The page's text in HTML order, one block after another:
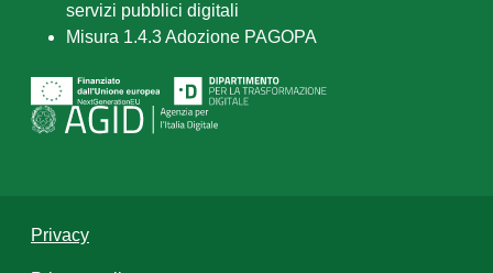
servizi pubblici digitali
Misura 1.4.3 Adozione PAGOPA
Privacy